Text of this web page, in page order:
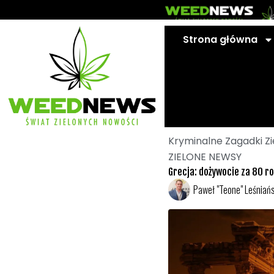
do
Strona główna
Kryminalne Zagadki
ZIELONE NEWSY
Grecja: dożywocie za 80
Paweł "Teone"